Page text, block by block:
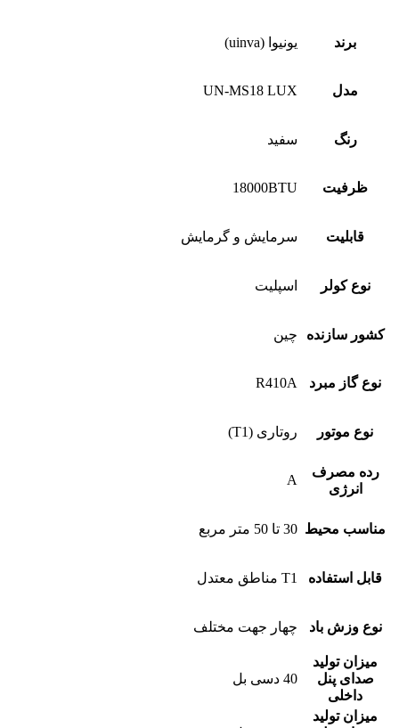
برند یونیوا (uinva)
مدل UN-MS18 LUX
رنگ سفید
ظرفیت 18000BTU
قابلیت سرمایش و گرمایش
نوع کولر اسپلیت
کشور سازنده چین
نوع گاز مبرد R410A
نوع موتور روتاری (T1)
رده مصرف
انرژی
A
مناسب محیط 30 تا 50 متر مربع
قابل استفاده T1 مناطق معتدل
نوع وزش باد چهار جهت مختلف
میزان تولید
صدای پنل
داخلی
40 دسی بل
میزان تولید